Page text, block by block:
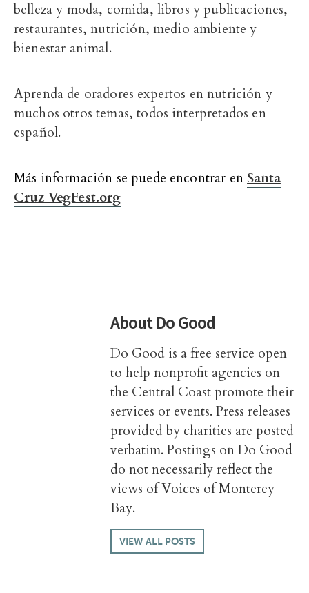
belleza y moda, comida, libros y publicaciones,
restaurantes, nutrición, medio ambiente y
bienestar animal.
Aprenda de oradores expertos en nutrición y
muchos otros temas, todos interpretados en
español.
Más información se puede encontrar en Santa
Cruz VegFest.org
AboutDo Good
Do Good is a free service open
to help nonprofit agencies on
the Central Coast promote their
services or events. Press releases
provided by charities are posted
verbatim. Postings on Do Good
do not necessarily reflect the
views of Voices of Monterey
Bay.
VIEW ALL POSTS